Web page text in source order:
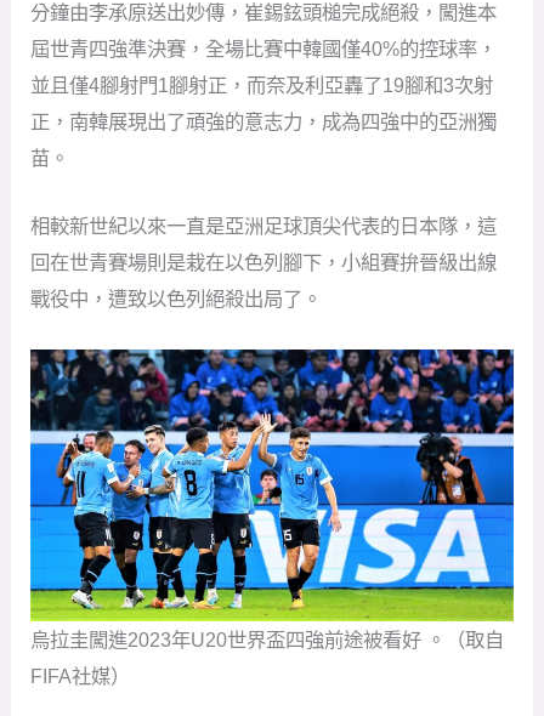
分鐘由李承原送出妙傳，崔錫鉉頭槌完成絕殺，闖進本
屆世青四強準決賽，全場比賽中韓國僅40%的控球率，
並且僅4腳射門1腳射正，而奈及利亞轟了19腳和3次射
正，南韓展現出了頑強的意志力，成為四強中的亞洲獨
苗。
相較新世紀以來一直是亞洲足球頂尖代表的日本隊，這
回在世青賽場則是栽在以色列腳下，小組賽拚晉級出線
戰役中，遭致以色列絕殺出局了。
烏拉圭闖進2023年U20世界盃四強前途被看好 。（取自
FIFA社媒）